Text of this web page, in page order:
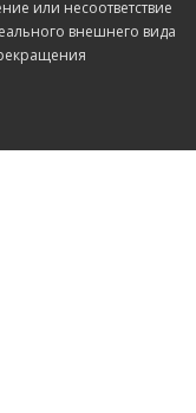
или несоответствие
внешнего вида